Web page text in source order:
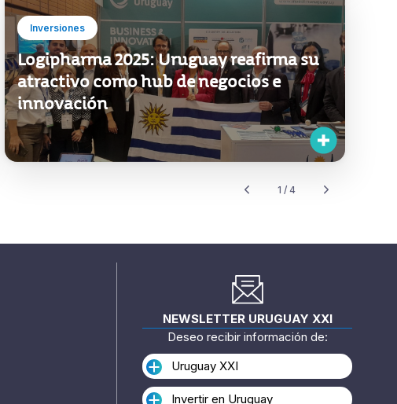
Logipharma 2025: Uruguay reafirma su
atractivo como hub de negocios e
innovación
1 / 4
NEWSLETTER URUGUAY XXI
Deseo recibir información de:
Uruguay XXI
Invertir en Uruguay